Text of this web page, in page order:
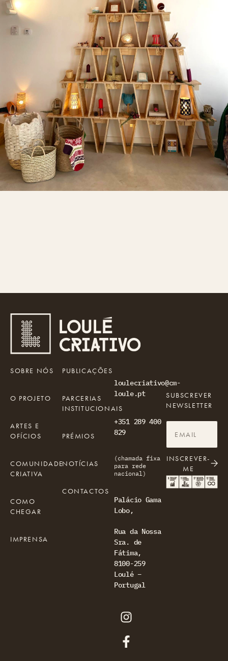
loulecriativo@cm-
loule.pt
+351 289 400
829
(chamada fixa
para rede
nacional)
Palácio Gama
Lobo,
Rua da Nossa
Sra. de
Fátima,
8100-259
Loulé –
Portugal
SOBRE NÓS
O PROJETO
ARTES E
OFÍCIOS
COMUNIDADE
CRIATIVA
COMO
CHEGAR
IMPRENSA
PUBLICAÇÕES
PARCERIAS
INSTITUCIONAIS
PRÉMIOS
NOTÍCIAS
CONTACTOS
SUBSCREVER
NEWSLETTER
INSCREVER-
ME